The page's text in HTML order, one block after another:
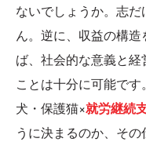
ないでしょうか。志
ん。逆に、収益の構
ば、社会的な意義と
ことは十分に可能で
犬・保護猫×就労継続
うに決まるのか、そ